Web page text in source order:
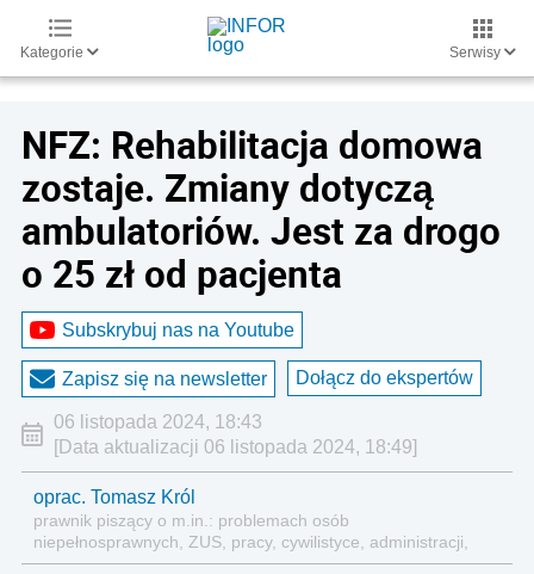
Kategorie Serwisy
NFZ: Rehabilitacja domowa
zostaje. Zmiany dotyczą
ambulatoriów. Jest za drogo
o 25 zł od pacjenta
Subskrybuj nas na Youtube
Zapisz się na newsletter Dołącz do ekspertów
06 listopada 2024, 18:43
[Data aktualizacji 06 listopada 2024, 18:49]
oprac. Tomasz Król
prawnik piszący o m.in.: problemach osób
niepełnosprawnych, ZUS, pracy, cywilistyce, administracji,
przedsiębiorcach, podatkach